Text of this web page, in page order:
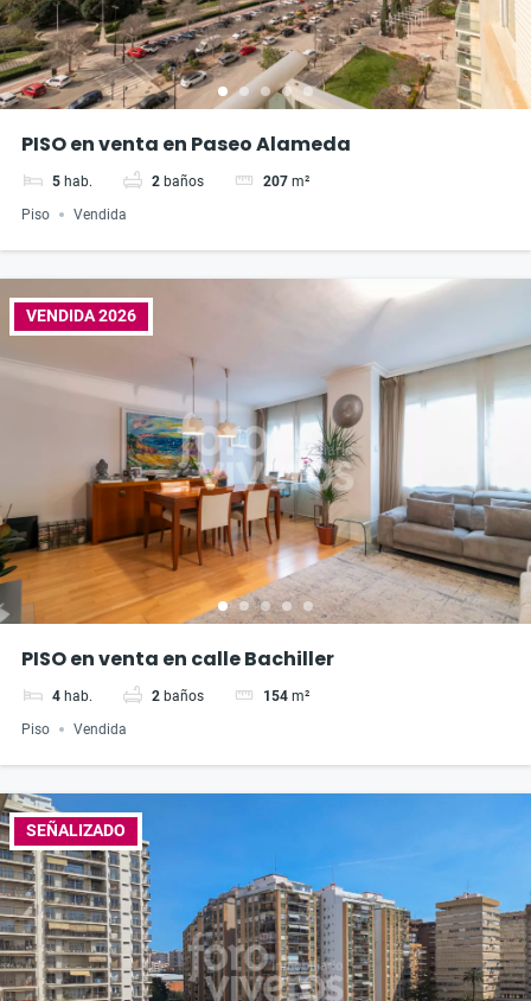
PISO en venta en Paseo Alameda
5 hab. 2 baños 207 m²
Piso Vendida
VENDIDA 2026
PISO en venta en calle Bachiller
4 hab. 2 baños 154 m²
Piso Vendida
SEÑALIZADO